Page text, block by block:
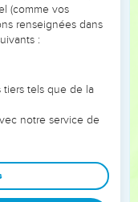
qu'eux et le serment
plus clairement
irrévocable
puissamment
été de saisir
(comme vos
renseignées dans
:
tiers tels que de la
notre service de